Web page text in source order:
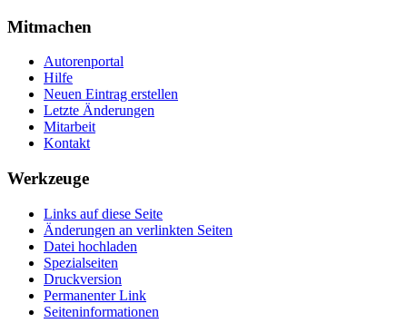
Mitmachen
Autorenportal
Hilfe
Neuen Eintrag erstellen
Letzte Änderungen
Mitarbeit
Kontakt
Werkzeuge
Links auf diese Seite
Änderungen an verlinkten Seiten
Datei hochladen
Spezialseiten
Druckversion
Permanenter Link
Seiten­­informationen